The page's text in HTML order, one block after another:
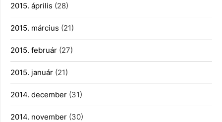
2015. április (28)
2015. március (21)
2015. február (27)
2015. január (21)
2014. december (31)
2014. november (30)